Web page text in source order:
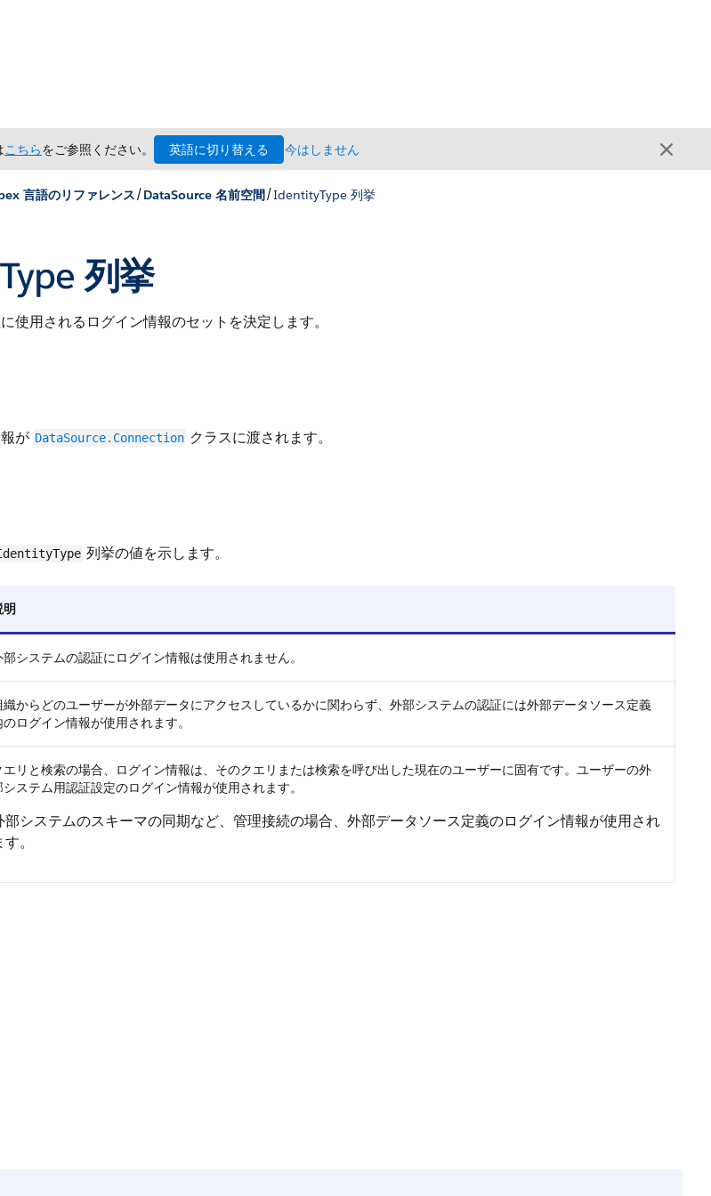
こちらをご参照ください。 英語に切り替える 今はしません
言語のリファレンス/DataSource 名前空間/IdentityType 列挙
列挙
使用されるログイン情報のセットを決定します。
が DataSource.Connection クラスに渡されます。
列挙の値を示します。
明
部システムの認証にログイン情報は使用されません。
織からどのユーザーが外部データにアクセスしているかに関わらず、外部システムの認証には外部データソース定義
のログイン情報が使用されます。
エリと検索の場合、ログイン情報は、そのクエリまたは検索を呼び出した現在のユーザーに固有です。ユーザーの外
システム用認証設定のログイン情報が使用されます。
部システムのスキーマの同期など、管理接続の場合、外部データソース定義のログイン情報が使用され
す。